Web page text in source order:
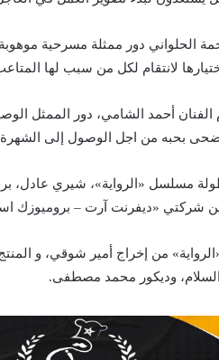
الحلواني دور ممثلة مسرحية
لانتقام لكل من سبب لها
الفنان أحمد الشامي، دور الممثل
بحبه من اجل الوصول إلى
مسلسل «الرواية»، شيري عادل،
شركتي «ديفرنت آرت – بروميوزك
من إخراج أمير شوقي، و
وديكور محمد مصطفى.